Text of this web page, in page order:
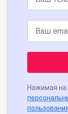
Нажимая на